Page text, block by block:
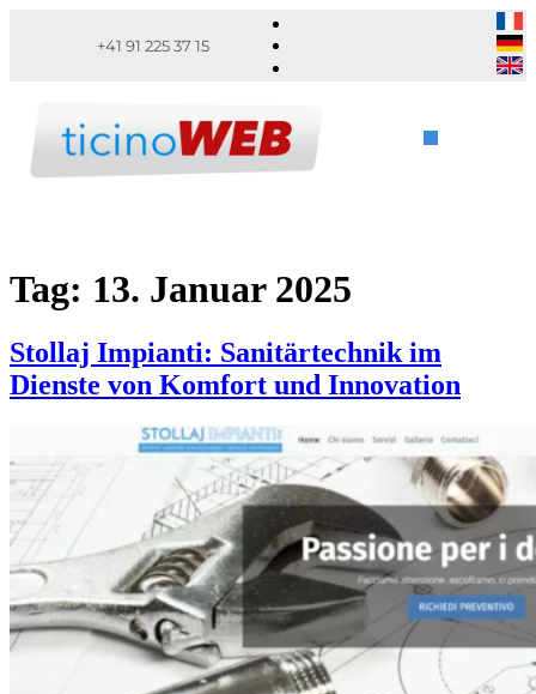
+41 91 225 37 15
Tag: 13. Januar 2025
Stollaj Impianti: Sanitärtechnik im
Dienste von Komfort und Innovation